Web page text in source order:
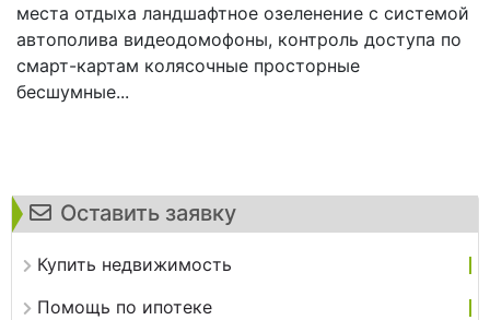
Оставить заявку
Купить недвижимость
Помощь по ипотеке
места отдыха ландшафтное озеленение с системой
автополива видеодомофоны, контроль доступа по
смарт-картам колясочные просторные
бесшумные...